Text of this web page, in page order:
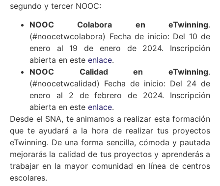
segundo y tercer NOOC:
NOOC Colabora en eTwinning.
(#noocetwcolabora) Fecha de inicio: Del 10 de
enero al 19 de enero de 2024. Inscripción
abierta en este enlace.
NOOC Calidad en eTwinning.
(#noocetwcalidad) Fecha de inicio: Del 24 de
enero al 2 de febrero de 2024. Inscripción
abierta en este enlace.
Desde el SNA, te animamos a realizar esta formación
que te ayudará a la hora de realizar tus proyectos
eTwinning. De una forma sencilla, cómoda y pautada
mejorarás la calidad de tus proyectos y aprenderás a
trabajar en la mayor comunidad en línea de centros
escolares.